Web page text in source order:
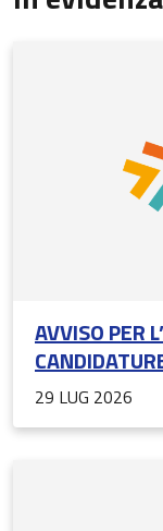
AVVISO PER
INTERESSE
29 LUG 2026